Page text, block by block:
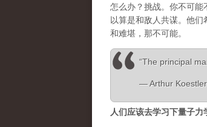
怎么办？挑战。你不可
以算是和敌人共谋。他
和难堪，那不可能。
“The principal
― Arthur Koestler
人们应该去学习下量子力